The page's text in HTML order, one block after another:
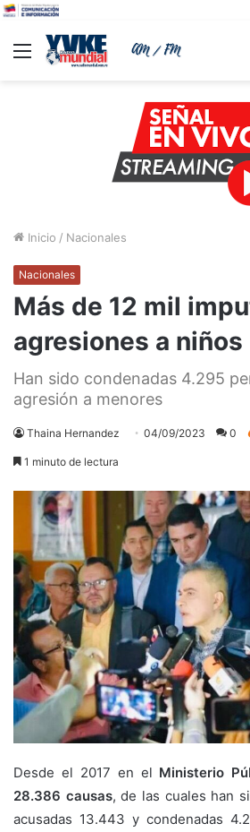
Menu
Inicio / Nacionales
Nacionales
Más de 12 mil
agresiones a niños
Han sido condenadas 4.295
agresión a menores
Thaina Hernandez 04/09/2023 0
1 minuto de lectura
Desde el 2017 en el Ministerio
28.386 causas, de las cuales han
acusadas 13.443 y condenadas